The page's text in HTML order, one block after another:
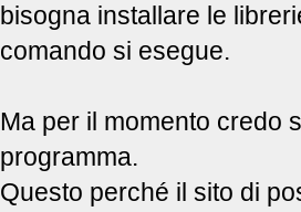
bisogna installare le
comando si esegue.
Ma per il momento credo
programma.
Questo perché il sito di